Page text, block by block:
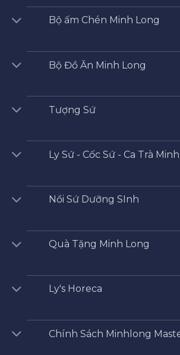
Bộ ấm Chén Minh Long
Bộ Đồ Ăn Minh Long
Tượng Sứ
Ly Sứ - Cốc Sứ - Ca Trà
Nồi Sứ Dưỡng SInh
Quà Tặng Minh Long
Ly's Horeca
Chính Sách Minhlong